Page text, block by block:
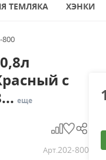
ТЕМЛЯКА ХЭНКИ
с
еще
Арт.202-800